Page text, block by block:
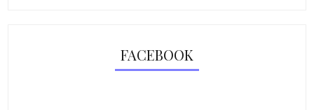
FACEBOOK